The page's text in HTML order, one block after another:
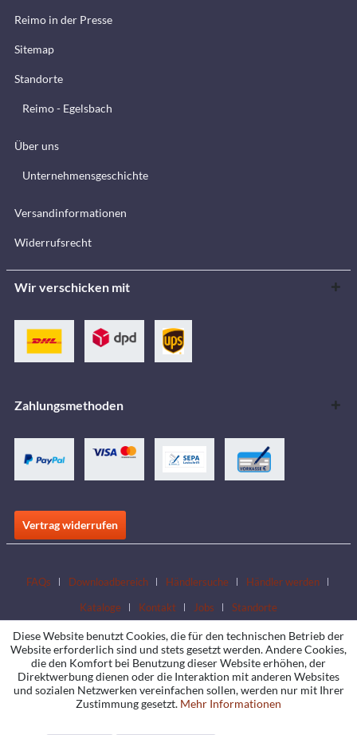
Reimo in der Presse
Sitemap
Standorte
Reimo - Egelsbach
Über uns
Unternehmensgeschichte
Versandinformationen
Widerrufsrecht
Wir verschicken mit
Zahlungsmethoden
Vertrag widerrufen
FAQs Downloadbereich Händlersuche
Händler werden
Kataloge
Kontakt Jobs Standorte
Diese Website benutzt Cookies, die für den technischen Betrieb der
Website erforderlich sind und stets gesetzt werden. Andere Cookies,
die den Komfort bei Benutzung dieser Website erhöhen, der
Direktwerbung dienen oder die Interaktion mit anderen Websites
und sozialen Netzwerken vereinfachen sollen, werden nur mit Ihrer
Zustimmung gesetzt. Mehr Informationen